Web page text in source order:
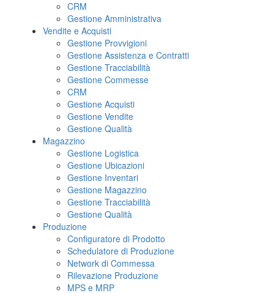
CRM
Gestione Amministrativa
Vendite e Acquisti
Gestione Provvigioni
Gestione Assistenza e Contratti
Gestione Tracciabilità
Gestione Commesse
CRM
Gestione Acquisti
Gestione Vendite
Gestione Qualità
Magazzino
Gestione Logistica
Gestione Ubicazioni
Gestione Inventari
Gestione Magazzino
Gestione Tracciabilità
Gestione Qualità
Produzione
Configuratore di Prodotto
Schedulatore di Produzione
Network di Commessa
Rilevazione Produzione
MPS e MRP